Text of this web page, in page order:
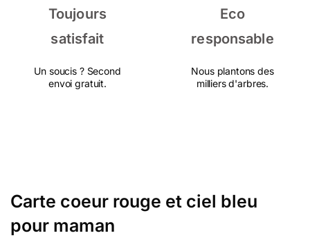
Toujours
satisfait
Un soucis ? Second
envoi gratuit.
Eco
responsable
Nous plantons des
milliers d'arbres.
Carte coeur rouge et ciel bleu
pour maman